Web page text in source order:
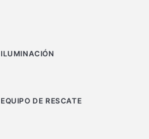
ILUMINACIÓN
EQUIPO DE RESCATE